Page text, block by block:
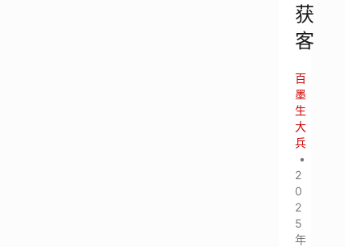
获
客
百
墨
生
大
兵
•
2
0
2
5
年